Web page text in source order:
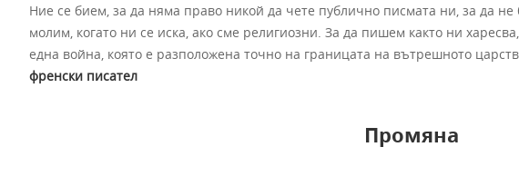
Ние се бием, за да няма право никой да чете публично писмата ни, за да
молим, когато ни се иска, ако сме религиозни. За да пишем както ни
една война, която е разположена точно на границата на вътрешното
френски писател
Промяна